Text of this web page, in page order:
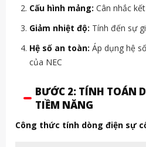
Cấu hình mảng: Cân nhắc
Giảm nhiệt độ: Tính đến sự
Hệ số an toàn: Áp dụng hệ
của NEC
BƯỚC 2: TÍNH TOÁN
TIỀM NĂNG
Công thức tính dòng điện sự